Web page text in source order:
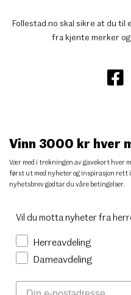
Follestad.no skal sikre at du
fra kjente merker
Vinn 3000 kr hver
Vær med i trekningen av gavekort hver
først ut med nyheter og inspirasjon rett i
nyhetsbrev godtar du våre betingelser.
Vil du motta nyheter fra
Herreavdeling
Dameavdeling